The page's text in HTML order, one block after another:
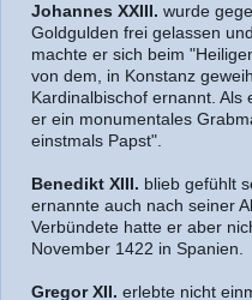
Johannes XXIII. wurde
Goldgulden frei gelassen
machte er sich beim
von dem, in Konstanz
Kardinalbischof ernannt.
er ein monumentales
einstmals Papst".
Benedikt XIII. blieb gefühlt
ernannte auch nach seiner
Verbündete hatte er aber
November 1422 in Spanien.
Gregor XII. erlebte nicht